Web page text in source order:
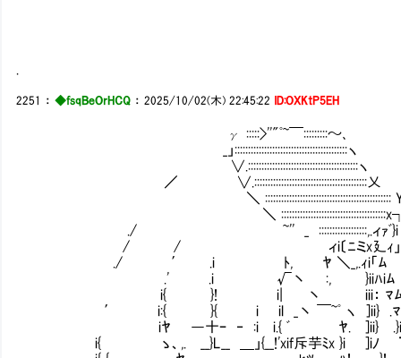
2251 ：◆fsqBeOrHCQ ：2025/10/02(木) 22:45:22 ID:OXKtP5EH
γ :::::>''"ﾟ~￣:::::::::～､
_」::::::::::::::::::::::::::::::::::::::::::ヽ
∨.:::::::::::::::::::::::::::::::::::::::::ヽ
／ ∨.::::::::::::::::::::::::::::::::::::::::::乂
＼ :::::::::::::::::::::::::::::::::::::::::::::::
＼
./ ~'' _ ::::::::::::::::::,.ィｧﾞ}i
/ / ィi〔ﾆミx廴ｨ」
./ ′ .i ﾄ, ﾔ ＼_,.ｨi「ﾑ 慣
.' .i √丶 :, }iiﾊiﾑ
i{ }! i| 丶 iii： ﾏﾑ 私は明日以
′ i:{ }{ i il _丶 ￣~ﾟ ヽ ]ii} .ﾏ
iﾔ ―十ｰ ‐ :i i.{ ﾞ ﾔ. ]ii} .}ii 〉 それか
i{ ゝ、,. __}L__ ＿」{__!'xif斥芋ﾐx }i ]iﾉ